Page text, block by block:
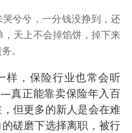
兮兮，一分钱没挣到，还
天上不会掉馅饼，掉下来
。
样，保险行业也常会听
真正能靠卖保险年入百
但更多的新人是会在难
磋磨下选择离职，被行